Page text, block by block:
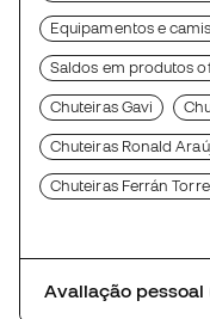
Equipamentos e
Saldos em produtos
Chuteiras Gavi
Chuteiras Ronald
Chuteiras Ferrán